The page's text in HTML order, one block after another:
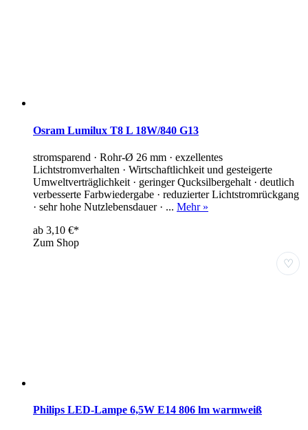
Osram Lumilux T8 L 18W/840 G13
stromsparend · Rohr-Ø 26 mm · exzellentes
Lichtstromverhalten · Wirtschaftlichkeit und gesteigerte
Umweltverträglichkeit · geringer Qucksilbergehalt · deutlich
verbesserte Farbwiedergabe · reduzierter Lichtstromrückgang
· sehr hohe Nutzlebensdauer · ... Mehr »
ab 3,10 €*
Zum Shop
♡
Philips LED-Lampe 6,5W E14 806 lm warmweiß